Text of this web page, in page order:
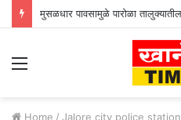
Menu
Home / Jalore city police station